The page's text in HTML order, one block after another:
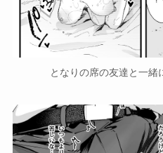
となりの席の友達と一緒